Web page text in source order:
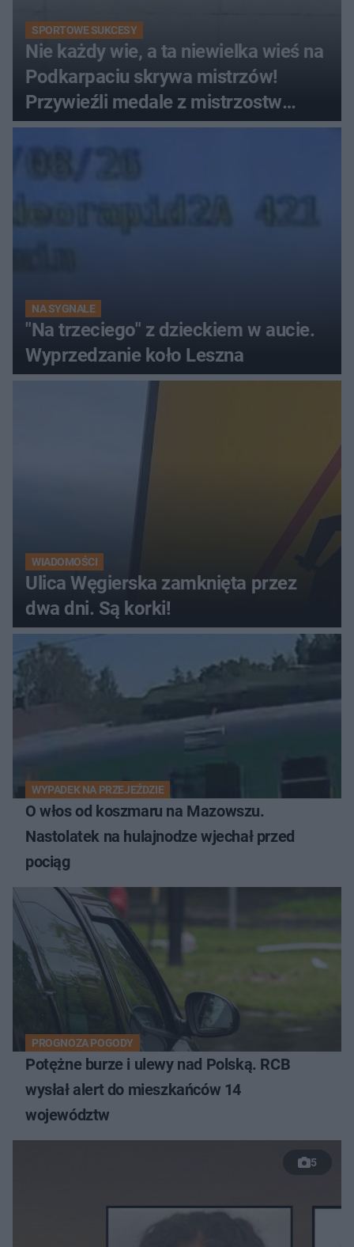
SPORTOWE SUKCESY
Nie każdy wie, a ta niewielka wieś na
Podkarpaciu skrywa mistrzów!
Przywieźli medale z mistrzostw
Europy
NA SYGNALE
"Na trzeciego" z dzieckiem w aucie.
Wyprzedzanie koło Leszna
WIADOMOŚCI
Ulica Węgierska zamknięta przez
dwa dni. Są korki!
WYPADEK NA PRZEJEŹDZIE
O włos od koszmaru na Mazowszu.
Nastolatek na hulajnodze wjechał przed
pociąg
PROGNOZA POGODY
Potężne burze i ulewy nad Polską. RCB
wysłał alert do mieszkańców 14
województw
5